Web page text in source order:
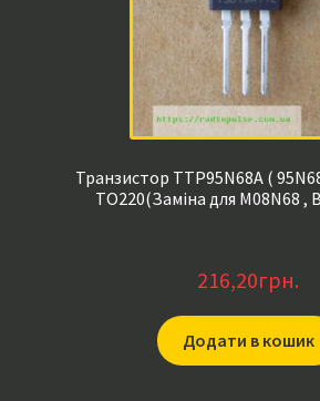
Транзистор TTP95N68A (
TO220(Заміна для M08N68 ,
216,20грн.
Додати в кошик